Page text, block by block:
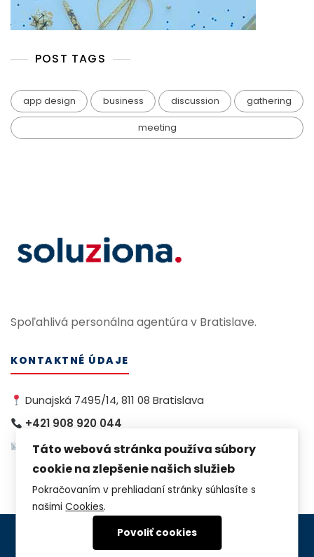
POST TAGS
app design business discussion
gathering
meeting
Spoľahlivá personálna agentúra v Bratislave.
KONTAKTNÉ ÚDAJE
Dunajská 7495/14, 811 08 Bratislava
+421 908 920 044
info@soluziona.sk
Táto webová stránka používa súbory
cookie na zlepšenie našich služieb
Pokračovaním v prehliadaní stránky súhlasíte s
našimiCookies.
Povoliť cookies